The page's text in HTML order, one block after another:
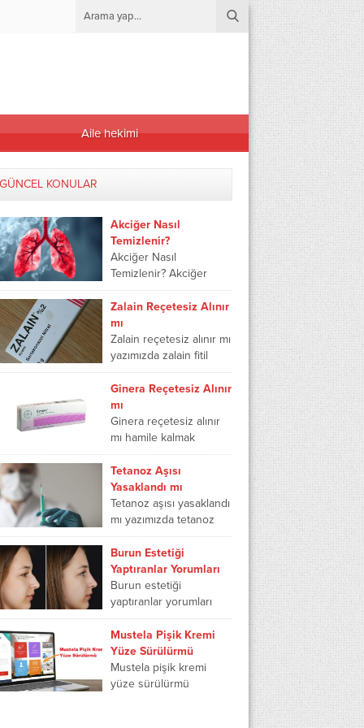
Aile hekimi
GÜNCEL KONULAR
Akciğer Nasıl
Temizlenir?
Akciğer Nasıl
Temizlenir? Akciğer
temizliği, sağlıklı bir
yaşam için oldukça
önemlidir. Akciğerleri
temizlemek, nefes
alışverişini kolaylaştırır
ve yaşam kalitesini
artırır. Akciğerlerinizi...
Zalain Reçetesiz Alınır
mı
Zalain reçetesiz alınır mı
yazımızda zalain fitil
reçetesiz satılır mı,
zalain krem reçetesiz
satılır mı, zalain krem
kaç gün kullanılır...
Ginera Reçetesiz Alınır
mı
Ginera reçetesiz alınır
mı hamile kalmak
istemeyen kadınlar
tarafından merak
edilmektedir. Ginera aile
planlamasında kadın
üremesini engellemek
amacı ile kullanılır....
Tetanoz Aşısı
Yasaklandı mı
Tetanoz aşısı yasaklandı
mı yazımızda tetanoz
aşısı neden yasaklandı,
tetanoz aşısı neden
tapılmıyor ve hangi
tetanoz aşısı toplatılıyor
gibi sorularınızın...
Burun Estetiği
Yaptıranlar Yorumları
Burun estetiği
yaptıranlar yorumları
2024 yılında da herkese
fikir verip
yönlendirmektedir.
Burun estetikleri en
popüler
Mustela Pişik Kremi
Yüze Sürülürmü
Mustela pişik kremi
yüze sürülürmü